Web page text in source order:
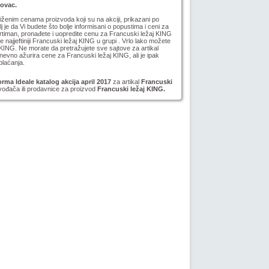
cenama proizvoda koji su na akciji, prikazani po
je da Vi budete što bolje informisani o popustima i ceni za
pronađete i uopredite cenu za Francuski ležaj KING
najjeftiniji Francuski ležaj KING u grupi . Vrlo lako možete
Ne morate da pretražujete sve sajtove za artikal
ažurira cene za Francuski ležaj KING, ali je ipak
Ideale katalog akcija april 2017 za artikal Francuski
ili prodavnice za proizvod Francuski ležaj KING.